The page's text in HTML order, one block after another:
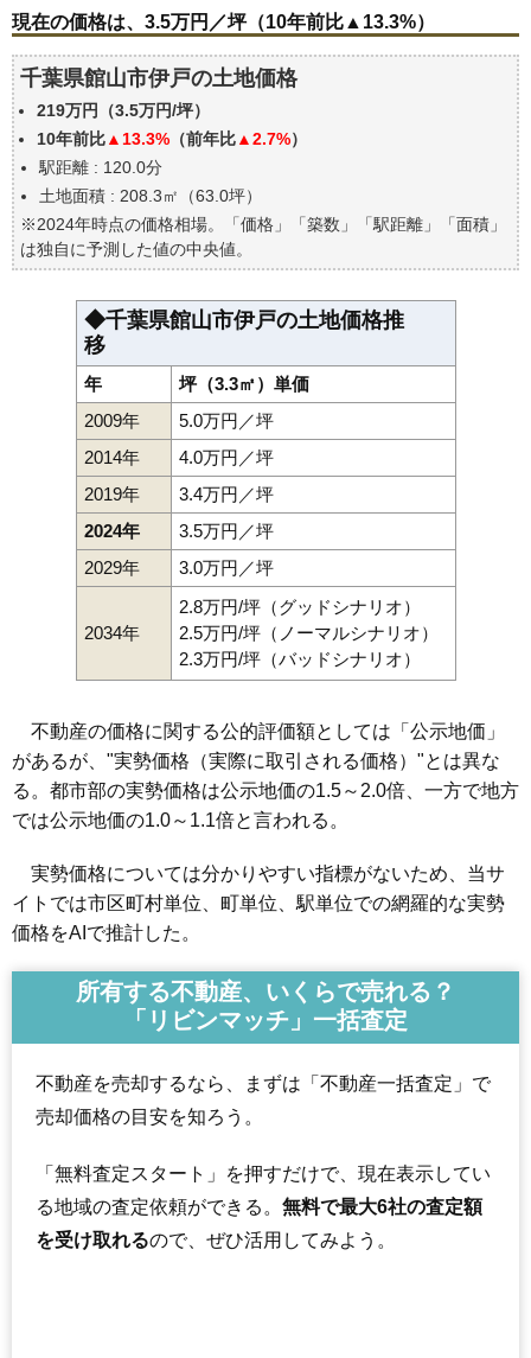
価格を詳細に分析しよう
千葉県館山市伊戸の土地の過去の売買事例
公示地価はいくら
エリアの将来性を人口予想から検討しよう
自分の年収でいくらの不動産が買える？
現在の価格は、3.5万円／坪（10年前比▲13.3%）
千葉県館山市伊戸の土地価格
219万円（3.5万円/坪）
10年前比▲13.3% （前年比▲2.7%）
駅距離 : 120.0分
土地面積 : 208.3㎡（63.0坪）
※2024年時点の価格相場。「価格」「築数」「駅距離」「面積」
は独自に予測した値の中央値。
◆千葉県館山市伊戸の土地価格推
移
年
坪（3.3㎡）単価
2009年
5.0万円／坪
2014年
4.0万円／坪
2019年
3.4万円／坪
2024年
3.5万円／坪
2029年
3.0万円／坪
2034年
2.8万円/坪（グッドシナリオ）
2.5万円/坪（ノーマルシナリオ）
2.3万円/坪（バッドシナリオ）
不動産の価格に関する公的評価額としては「公示地価」
があるが、"実勢価格（実際に取引される価格）"とは異な
る。都市部の実勢価格は公示地価の1.5～2.0倍、一方で地方
では公示地価の1.0～1.1倍と言われる。
実勢価格については分かりやすい指標がないため、当サ
イトでは市区町村単位、町単位、駅単位での網羅的な実勢
価格をAIで推計した。
所有する不動産、いくらで売れる？
「リビンマッチ」一括査定
不動産を売却するなら、まずは「不動産一括査定」で
売却価格の目安を知ろう。
「無料査定スタート」を押すだけで、現在表示してい
る地域の査定依頼ができる。 無料で最大6社の査定額
を受け取れるので、ぜひ活用してみよう。